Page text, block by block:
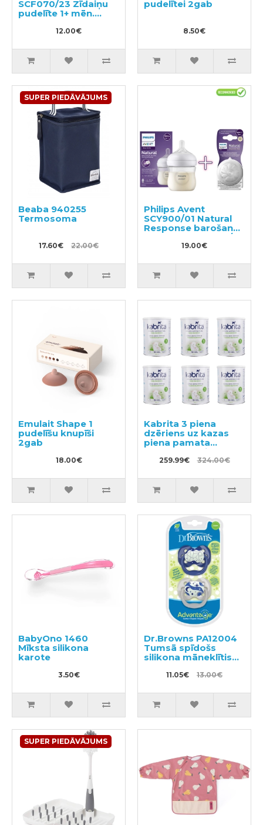
SCF070/23 Zīdaiņu
pudelīte 1+ mēn.
12.00€
pudelītei 2gab
8.50€
SUPER PIEDĀVĀJUMS
Beaba 940255
Termosoma
17.60€ 22.00€
Philips Avent
SCY900/01 Natural
Response barošanas
pudelīte + SCY963/02
silikona knupīši
19.00€
Emulait Shape 1
pudelīšu knupīši
2gab
18.00€
Kabrita 3 piena
dzēriens uz kazas
piena pamata
komfortablai
gremošanai bērniem
vecumam 6x800g
259.99€ 324.00€
BabyOno 1460
Mīksta silikona
karote
3.50€
Dr.Browns PA12004
Tumsā spīdošs
silikona māneklītis
11.05€ 13.00€
SUPER PIEDĀVĀJUMS